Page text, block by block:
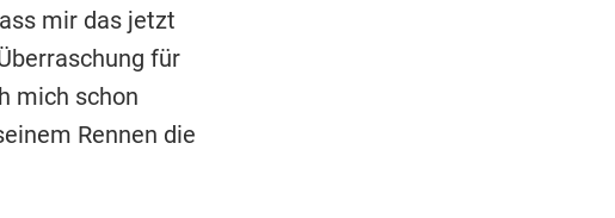
mir das jetzt
für
mich schon
Rennen die